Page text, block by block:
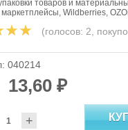
товаров и
маркетплейсы, Wildberries,
(голосов: 2,
040214
13,60 ₽
+